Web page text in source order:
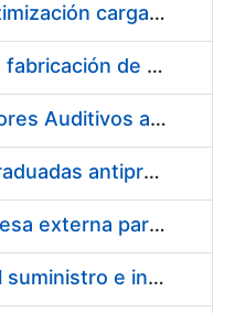
Pliego condiciones optimización cargas compras firmado
Acuerdo marco para la fabricación de piezas
Suministro de Protectores Auditivos a medida para las personas trabajadoras de los Centros de Trabajo de Madrid y Burgos
Suministro de gafas graduadas antiproyecciones para los trabajadores de la FNMT-RCM en los centros de trabajo de Madrid y Burgos
Servicios de una empresa externa para el asesoramiento y resolución de los recursos de alzada que se presentan relacionados con procesos de selección para la FNMT-RCM
Acuerdo marco para el suministro e instalación de persianas, estores y otros complementos